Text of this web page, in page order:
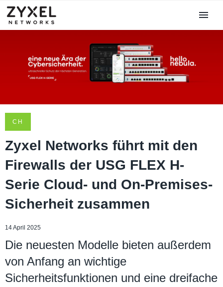
CH
Zyxel Networks führt mit den
Firewalls der USG FLEX H-
Serie Cloud- und On-Premises-
Sicherheit zusammen
14 April 2025
Die neuesten Modelle bieten außerdem
von Anfang an wichtige
Sicherheitsfunktionen und eine dreifache